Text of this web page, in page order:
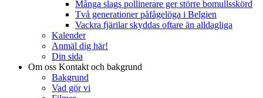
Många slags pollinerare ger större bomullsskörd
Två generationer påfågelöga i Belgien
Vackra fjärilar skyddas oftare än alldagliga
Kalender
Anmäl dig här!
Din sida
Om oss Kontakt och bakgrund
Bakgrund
Vad gör vi